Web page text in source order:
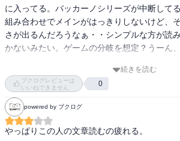
に入ってる。バッカーノシリーズが中断してる
組み合わせでメインがはっきりしないけど、
さが出るんだろうなぁ・・シンプルな方が読
かないみたい。ゲームの分岐を想定？うーん
続きを読む
ブクログレビューは
いいねできません
0
powered by ブクログ
やっぱりこの人の文章読むの疲れる。